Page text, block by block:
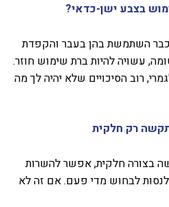
בצבע ישן-כדאי?
השתמשת בהן בעבר והקפדת
עשויה להיות ברת שימוש חוזר.
רוב הסיכויים שלא יהיה לך מה
רק חלקית
בצורה חלקית, אפשר להשרות
לבחוש מדי פעם. אם זה לא